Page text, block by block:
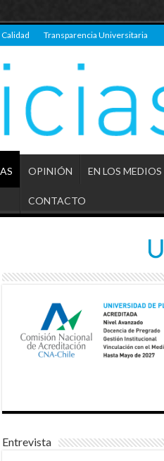
Transparencia Universitaria
OPINIÓN EN LOS MEDIOS
CONTACTO
Entrevista